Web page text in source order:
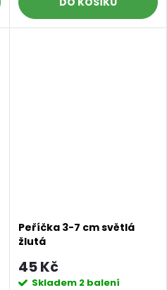
Peříčka 3-7 cm světlá
žlutá
45 Kč
Skladem 2 balení